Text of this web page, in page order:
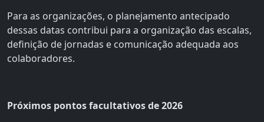
Para as organizações, o planejamento antecipado
dessas datas contribui para a organização das escalas,
definição de jornadas e comunicação adequada aos
colaboradores.
Próximos pontos facultativos de 2026